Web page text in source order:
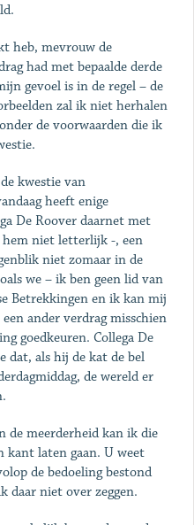
heb, mevrouw de
had met bepaalde derde
gevoel is in de regel – de
zal ik niet herhalen
de voorwaarden die ik
kwestie van
heeft enige
De Roover daarnet met
niet letterlijk -, een
niet zomaar in de
we – ik ben geen lid van
Betrekkingen en ik kan mij
ander verdrag misschien
goedkeuren. Collega De
dat, als hij de kat de bel
de wereld er
de meerderheid kan ik die
kant laten gaan. U weet
de bedoeling bestond
daar niet over zeggen.